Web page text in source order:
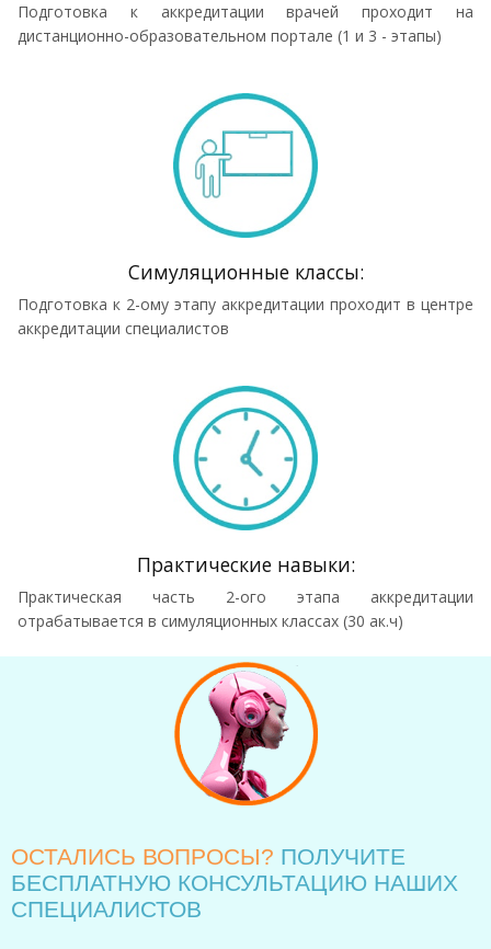
Подготовка к аккредитации врачей проходит на
дистанционно-образовательном портале (1 и 3 - этапы)
Симуляционные классы:
Подготовка к 2-ому этапу аккредитации проходит в центре
аккредитации специалистов
Практические навыки:
Практическая часть 2-ого этапа аккредитации
отрабатывается в симуляционных классах (30 ак.ч)